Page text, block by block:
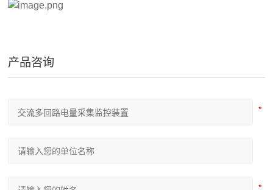
产品咨询